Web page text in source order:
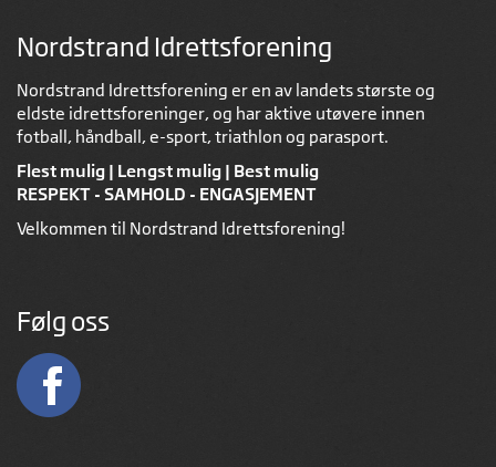
Nordstrand Idrettsforening
Nordstrand Idrettsforening er en av landets største og
eldste idrettsforeninger, og har aktive utøvere innen
fotball, håndball, e-sport, triathlon og parasport.
Flest mulig | Lengst mulig | Best mulig
RESPEKT - SAMHOLD - ENGASJEMENT
Velkommen til Nordstrand Idrettsforening!
Følg oss